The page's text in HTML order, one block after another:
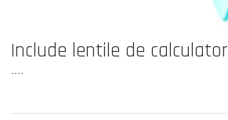
Include lentile de calculator